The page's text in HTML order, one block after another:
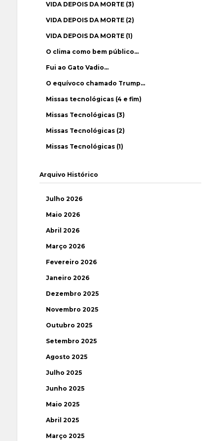
VIDA DEPOIS DA MORTE (3)
VIDA DEPOIS DA MORTE (2)
VIDA DEPOIS DA MORTE (1)
O clima como bem público…
Fui ao Gato Vadio…
O equívoco chamado Trump…
Missas tecnológicas (4 e fim)
Missas Tecnológicas (3)
Missas Tecnológicas (2)
Missas Tecnológicas (1)
Arquivo Histórico
Julho 2026
Maio 2026
Abril 2026
Março 2026
Fevereiro 2026
Janeiro 2026
Dezembro 2025
Novembro 2025
Outubro 2025
Setembro 2025
Agosto 2025
Julho 2025
Junho 2025
Maio 2025
Abril 2025
Março 2025